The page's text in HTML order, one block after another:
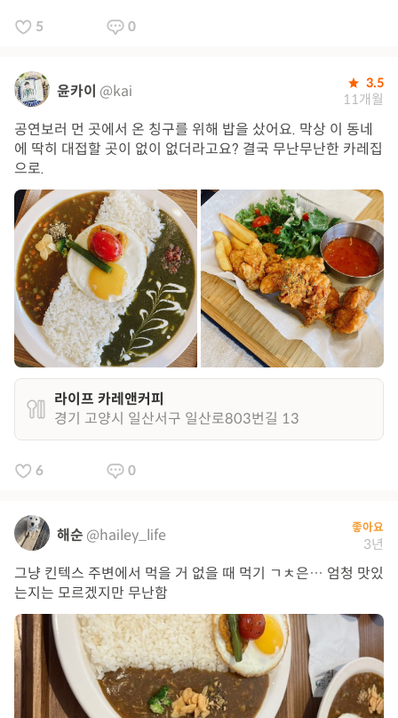
5 0
윤카이 @kai 3.5
11개월
공연보러 먼 곳에서 온 칭구를 위해 밥을 샀어요. 막상 이 동네
에 딱히 대접할 곳이 없이 없더라고요? 결국 무난무난한 카레집
으로.
라이프 카레앤커피
경기 고양시 일산서구 일산로803번길 13
6 0
해순 @hailey_life 좋아요
3년
그냥 킨텍스 주변에서 먹을 거 없을 때 먹기 ㄱㅊ은… 엄청 맛있
는지는 모르겠지만 무난함